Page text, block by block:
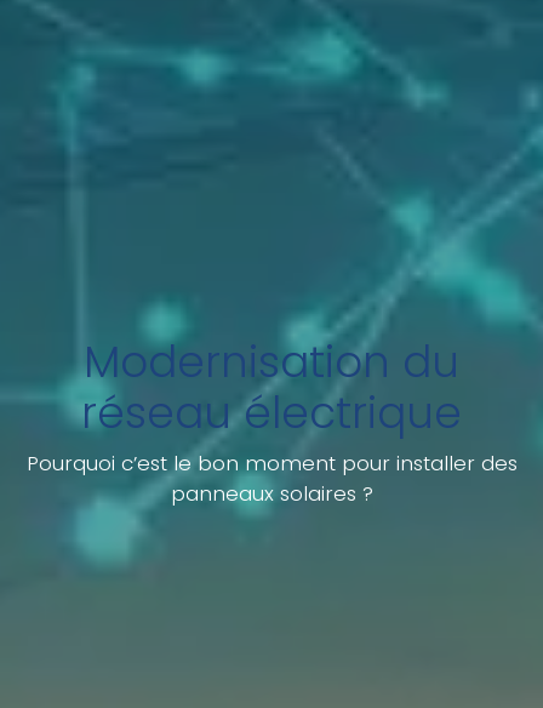
Modernisation du
réseau électrique
Pourquoi c’est le bon moment pour installer des
panneaux solaires ?